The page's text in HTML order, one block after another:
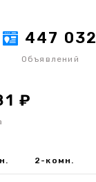
447 032
Объявлений
₽
2-комн.